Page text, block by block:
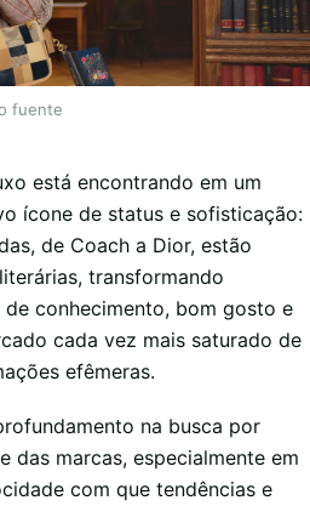
fuente
está encontrando em um
ícone de status e sofisticação:
de Coach a Dior, estão
transformando
conhecimento, bom gosto e
cada vez mais saturado de
efêmeras.
na busca por
das marcas, especialmente em
com que tendências e